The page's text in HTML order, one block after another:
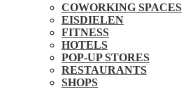
COWORKING SPACES
EISDIELEN
FITNESS
HOTELS
POP-UP STORES
RESTAURANTS
SHOPS